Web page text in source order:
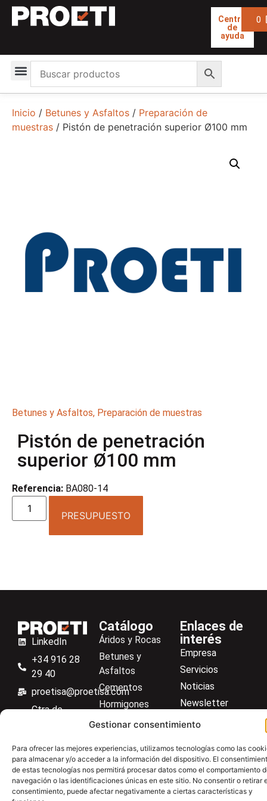
Gestionar consentimiento
Para ofrecer las mejores experiencias, utilizamos tecnologías como las
para almacenar y/o acceder a la información del dispositivo. El
de estas tecnologías nos permitirá procesar datos como el comportamiento
navegación o las identificaciones únicas en este sitio. No consentir o retirar
consentimiento, puede afectar negativamente a ciertas características y
Centro
de
ayuda
0
Inicio / Betunes y Asfaltos / Preparación de
muestras / Pistón de penetración superior Ø100 mm
Betunes y Asfaltos, Preparación de muestras
Pistón de penetración
superior Ø100 mm
Referencia: BA080-14
PRESUPUESTO
LinkedIn
+34 916 28
29 40
proetisa@proetisa.com
Ctra de
M-106, Km
4,1, 28110
Algete,
Madrid
Catálogo
Áridos y Rocas
Betunes y
Asfaltos
Cementos
Hormigones
Suelos
Aceros
Material general
Enlaces de
interés
Empresa
Servicios
Noticias
Newsletter
Descargas
Centro de ayuda